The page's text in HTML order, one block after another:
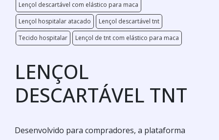
Lençol descartável com elástico para maca
Lençol hospitalar atacado
Lençol descartável tnt
Tecido hospitalar
Lençol de tnt com elástico para maca
LENÇOL
DESCARTÁVEL TNT
Desenvolvido para compradores, a plataforma